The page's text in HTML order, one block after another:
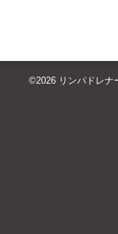
©2026 リンパドレナ